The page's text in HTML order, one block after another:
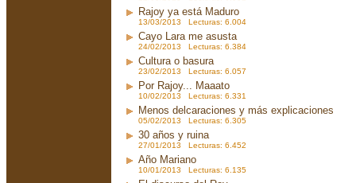
Rajoy ya está Maduro
13/03/2013 Lecturas: 6.004
Cayo Lara me asusta
24/02/2013 Lecturas: 6.384
Cultura o basura
23/02/2013 Lecturas: 6.057
Por Rajoy... Maaato
10/02/2013 Lecturas: 6.331
Menos delcaraciones y más explicaciones
05/02/2013 Lecturas: 6.305
30 años y ruina
27/01/2013 Lecturas: 6.452
Año Mariano
10/01/2013 Lecturas: 6.135